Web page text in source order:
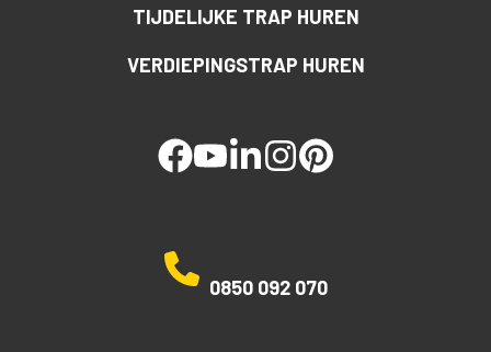
TIJDELIJKE TRAP HUREN
VERDIEPINGSTRAP HUREN
facebook
youtube
linkedinstagram
pinterest
0850 092 070